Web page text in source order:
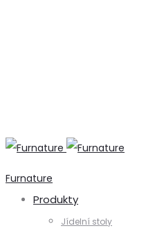
Furnature
Produkty
Jídelní stoly